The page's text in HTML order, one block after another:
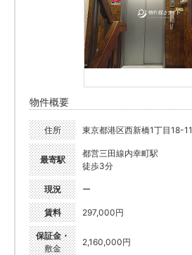
物件概要
住所 東京都港区西新橋1丁目18-11
最寄駅
都営三田線内幸町駅
徒歩3分
現況 ー
賃料 297,000円
保証金・
敷金
2,160,000円